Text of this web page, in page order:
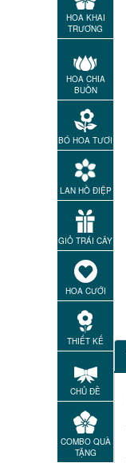
HOA KHAI
TRƯƠNG
HOA CHIA
BUỒN
BÓ HOA TƯƠI
LAN HỒ ĐIỆP
GIỎ TRÁI CÂY
HOA CƯỚI
THIẾT KẾ
CHỦ ĐỀ
COMBO QUÀ
TẶNG